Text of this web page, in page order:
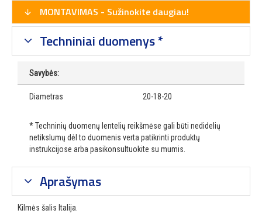
MONTAVIMAS - Sužinokite daugiau!
Techniniai duomenys *
Savybės:
Diametras 20-18-20
* Techninių duomenų lentelių reikšmėse gali būti nedidelių
netikslumų dėl to duomenis verta patikrinti produktų
instrukcijose arba pasikonsultuokite su mumis.
Aprašymas
Kilmės šalis Italija.